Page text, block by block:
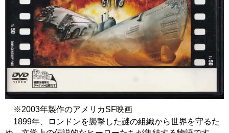
※2003年製作のアメリカSF映画
1899年、ロンドンを襲撃した謎の組織から世界を守るた